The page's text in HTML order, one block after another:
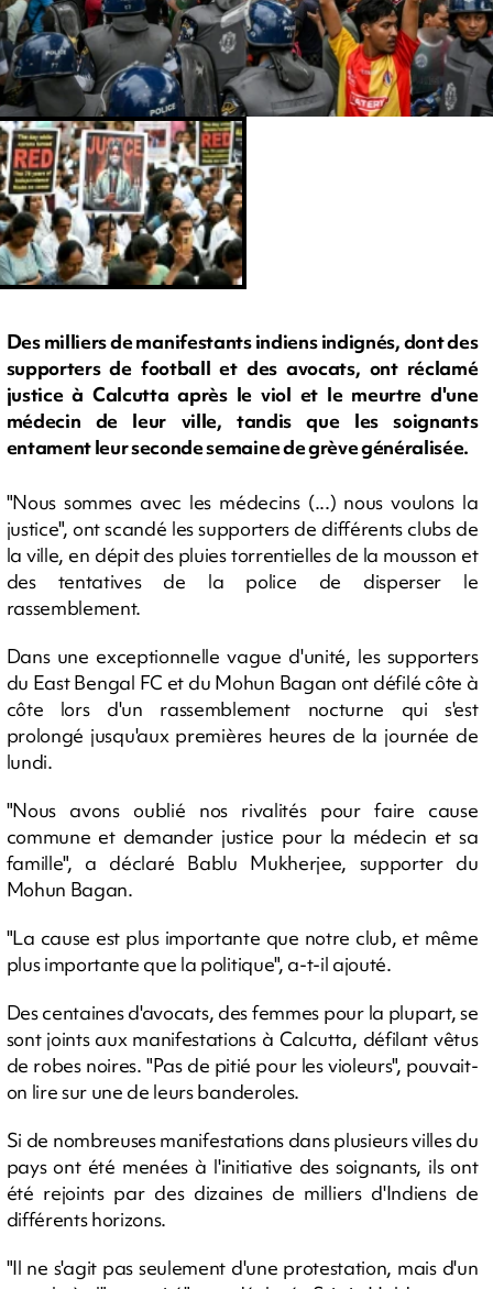
Des milliers de manifestants indiens indignés, dont des
supporters de football et des avocats, ont réclamé
justice à Calcutta après le viol et le meurtre d'une
médecin de leur ville, tandis que les soignants
entament leur seconde semaine de grève généralisée.
"Nous sommes avec les médecins (...) nous voulons la
justice", ont scandé les supporters de différents clubs de
la ville, en dépit des pluies torrentielles de la mousson et
des tentatives de la police de disperser le
rassemblement.
Dans une exceptionnelle vague d'unité, les supporters
du East Bengal FC et du Mohun Bagan ont défilé côte à
côte lors d'un rassemblement nocturne qui s'est
prolongé jusqu'aux premières heures de la journée de
lundi.
"Nous avons oublié nos rivalités pour faire cause
commune et demander justice pour la médecin et sa
famille", a déclaré Bablu Mukherjee, supporter du
Mohun Bagan.
"La cause est plus importante que notre club, et même
plus importante que la politique", a-t-il ajouté.
Des centaines d'avocats, des femmes pour la plupart, se
sont joints aux manifestations à Calcutta, défilant vêtus
de robes noires. "Pas de pitié pour les violeurs", pouvait-
on lire sur une de leurs banderoles.
Si de nombreuses manifestations dans plusieurs villes du
pays ont été menées à l'initiative des soignants, ils ont
été rejoints par des dizaines de milliers d'Indiens de
différents horizons.
"Il ne s'agit pas seulement d'une protestation, mais d'un